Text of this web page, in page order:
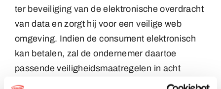
ter beveiliging van de elektronische overdracht
van data en zorgt hij voor een veilige web
omgeving. Indien de consument elektronisch
kan betalen, zal de ondernemer daartoe
passende veiligheidsmaatregelen in acht
nemen.